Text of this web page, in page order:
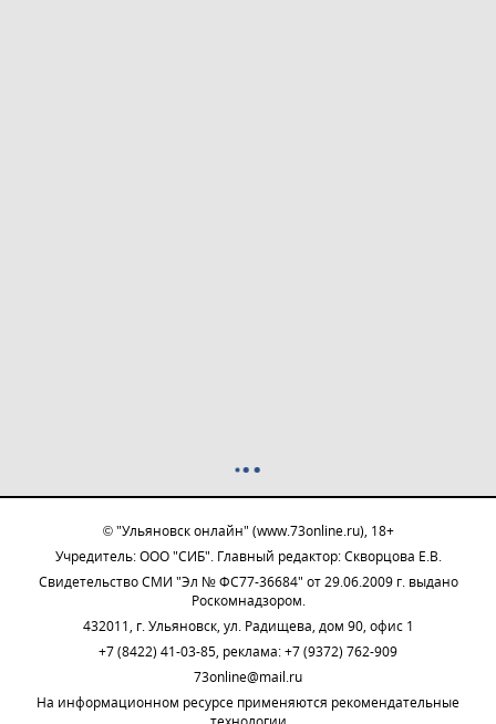
© "Ульяновск онлайн" (www.73online.ru), 18+
Учредитель: ООО "СИБ". Главный редактор: Скворцова Е.В.
Свидетельство СМИ "Эл № ФС77-36684" от 29.06.2009 г. выдано
Роскомнадзором.
432011, г. Ульяновск, ул. Радищева, дом 90, офис 1
+7 (8422) 41-03-85, реклама: +7 (9372) 762-909
73online@mail.ru
На информационном ресурсе применяются рекомендательные